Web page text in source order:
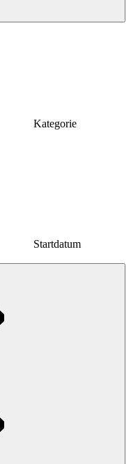
Kategorie
Startdatum